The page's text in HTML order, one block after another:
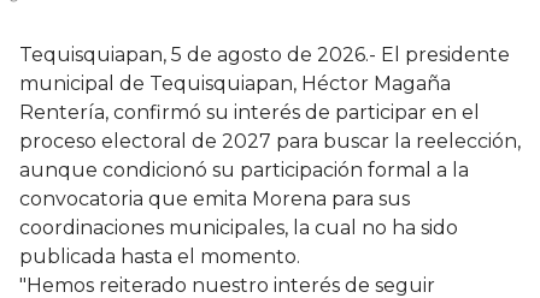
Tequisquiapan, 5 de agosto de 2026.- El presidente
municipal de Tequisquiapan, Héctor Magaña
Rentería, confirmó su interés de participar en el
proceso electoral de 2027 para buscar la reelección,
aunque condicionó su participación formal a la
convocatoria que emita Morena para sus
coordinaciones municipales, la cual no ha sido
publicada hasta el momento.
"Hemos reiterado nuestro interés de seguir